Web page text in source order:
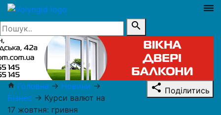
dehaze
search
home Головна → Новини →
Бізнес → Курси валют на
17 жовтня: гривня
share Поділитись